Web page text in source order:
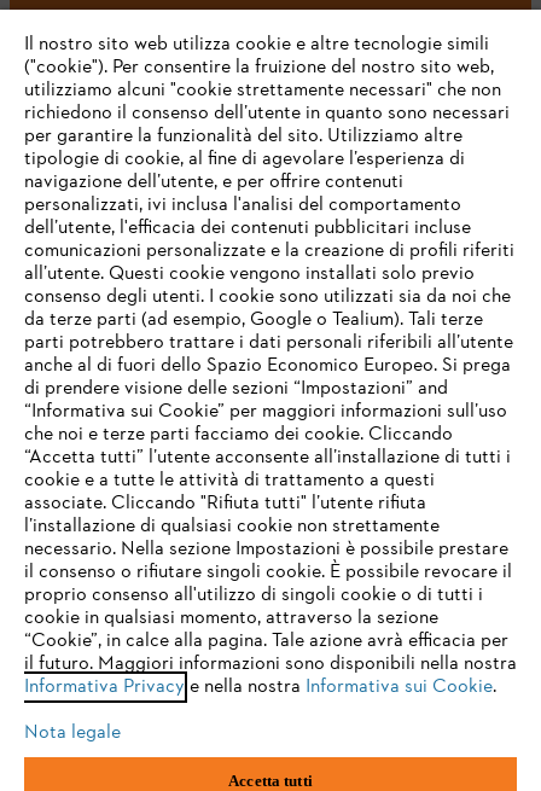
#STIHL
L’azienda
STIHL FAQ
Service
Termini e condizioni generali Privacy policy
Note legali Cookies Informazioni legali
Andreas STIHL S.p.A. - Viale delle Industrie, 15
20040 Cambiago (MI)
Email:info@stihl.it
PEC:amministrazione@stihl-pec.it
Numero di partita IVA: 09883420151.
IHR BROWSER WIRD NICHT
UNTERSTÜTZT
Sie nutzen einen Browser, den wir noch nicht unterstützen. Für
eine optimale Nutzung unserer Seite empfehlen wir Ihnen, zu
einem der folgenden Browser zu wechseln:
firefox chrome
safari edge
Il nostro sito web utilizza cookie e altre tecnologie simili
("cookie"). Per consentire la fruizione del nostro sito web,
utilizziamo alcuni "cookie strettamente necessari" che non
richiedono il consenso dell’utente in quanto sono necessari
per garantire la funzionalità del sito. Utilizziamo altre
tipologie di cookie, al fine di agevolare l’esperienza di
navigazione dell’utente, e per offrire contenuti
personalizzati, ivi inclusa l'analisi del comportamento
dell’utente, l'efficacia dei contenuti pubblicitari incluse
comunicazioni personalizzate e la creazione di profili riferiti
all’utente. Questi cookie vengono installati solo previo
consenso degli utenti. I cookie sono utilizzati sia da noi che
da terze parti (ad esempio, Google o Tealium). Tali terze
parti potrebbero trattare i dati personali riferibili all’utente
anche al di fuori dello Spazio Economico Europeo. Si prega
di prendere visione delle sezioni “Impostazioni” and
“Informativa sui Cookie” per maggiori informazioni sull’uso
che noi e terze parti facciamo dei cookie. Cliccando
“Accetta tutti” l’utente acconsente all’installazione di tutti i
cookie e a tutte le attività di trattamento a questi
associate. Cliccando "Rifiuta tutti" l’utente rifiuta
l’installazione di qualsiasi cookie non strettamente
necessario. Nella sezione Impostazioni è possibile prestare
il consenso o rifiutare singoli cookie. È possibile revocare il
proprio consenso all'utilizzo di singoli cookie o di tutti i
cookie in qualsiasi momento, attraverso la sezione
“Cookie”, in calce alla pagina. Tale azione avrà efficacia per
il futuro. Maggiori informazioni sono disponibili nella nostra
Informativa Privacy e nella nostra Informativa sui Cookie.
Nota legale
Accetta tutti